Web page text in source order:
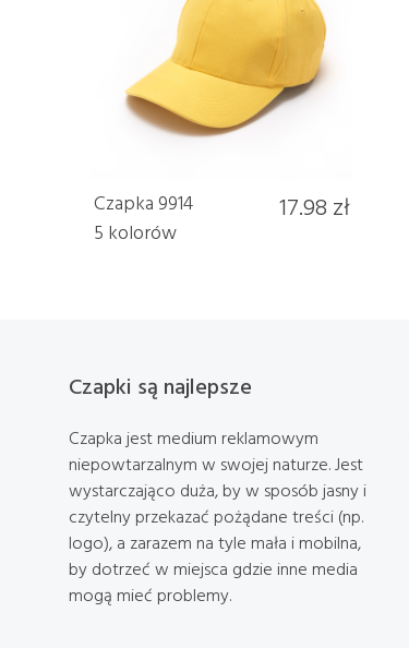
Czapka 9914
5 kolorów
17.98 zł
Czapki są najlepsze
Czapka jest medium reklamowym
niepowtarzalnym w swojej naturze. Jest
wystarczająco duża, by w sposób jasny i
czytelny przekazać pożądane treści (np.
logo), a zarazem na tyle mała i mobilna,
by dotrzeć w miejsca gdzie inne media
mogą mieć problemy.